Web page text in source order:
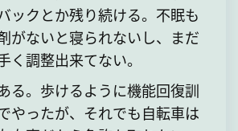
ックとか残り続ける。不眠も
がないと寝られないし、まだ
く調整出来てない。
る。歩けるように機能回復訓
やったが、それでも自転車は